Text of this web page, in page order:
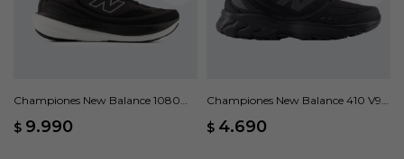
Championes New Balance 1080
$ 9.990
Championes New Balance 410 V9 -
$ 4.690